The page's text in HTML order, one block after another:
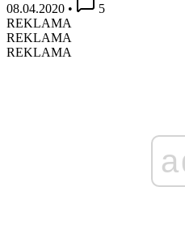
08.04.2020 •
5
REKLAMA
REKLAMA
REKLAMA